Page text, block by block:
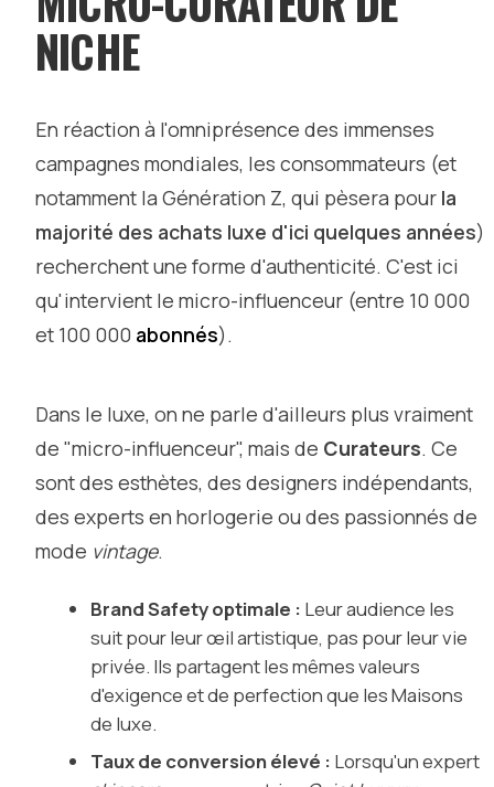
NICHE
En réaction à l'omniprésence des immenses
campagnes mondiales, les consommateurs (et
notamment la Génération Z, qui pèsera pour la
majorité des achats luxe d'ici quelques années)
recherchent une forme d'authenticité. C'est ici
qu'intervient le micro-influenceur (entre 10 000
et 100 000 abonnés).
Dans le luxe, on ne parle d'ailleurs plus vraiment
de "micro-influenceur", mais de Curateurs. Ce
sont des esthètes, des designers indépendants,
des experts en horlogerie ou des passionnés de
mode vintage.
Brand Safety optimale : Leur audience les
suit pour leur œil artistique, pas pour leur vie
privée. Ils partagent les mêmes valeurs
d'exigence et de perfection que les Maisons
de luxe.
Taux de conversion élevé : Lorsqu'un expert